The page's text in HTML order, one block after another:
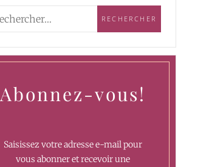
Abonnez-vous!
Saisissez votre adresse e-mail pour
vous abonner et recevoir une